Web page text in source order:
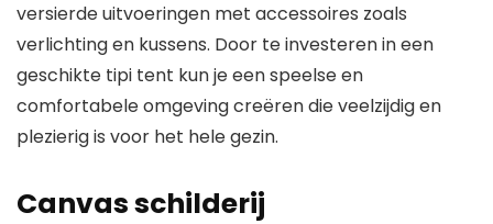
versierde uitvoeringen met accessoires zoals
verlichting en kussens. Door te investeren in een
geschikte tipi tent kun je een speelse en
comfortabele omgeving creëren die veelzijdig en
plezierig is voor het hele gezin.
Canvas schilderij